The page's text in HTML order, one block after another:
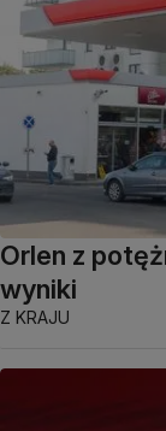
Orlen z
wyniki
Z KRAJU